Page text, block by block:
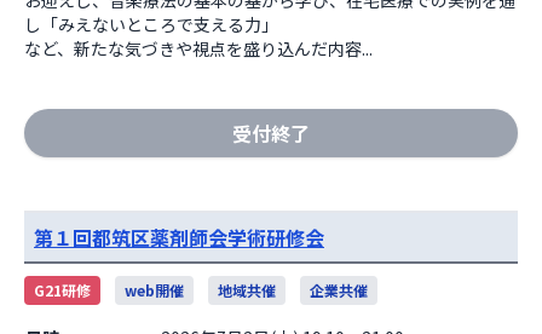
し「みえないところで支える力」
など、新たな気づきや視点を盛り込んだ内容...
受付終了
第１回都筑区薬剤師会学術研修会
G21研修 web開催 地域共催 企業共催